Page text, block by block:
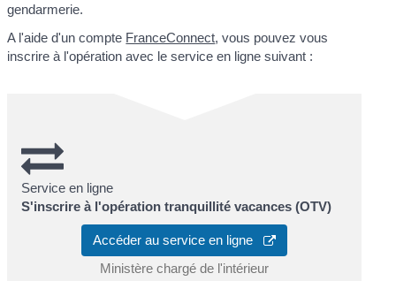
gendarmerie.
A l'aide d'un compte FranceConnect, vous pouvez vous
inscrire à l'opération avec le service en ligne suivant :
Service en ligne
S'inscrire à l'opération tranquillité vacances (OTV)
Accéder au service en ligne
Ministère chargé de l'intérieur